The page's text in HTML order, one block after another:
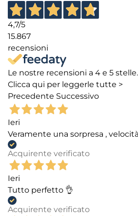
4,7/5
15.867
recensioni
Le nostre recensioni a 4 e 5 stelle.
Clicca qui per leggerle tutte >
Precedente Successivo
Ieri
Veramente una sorpresa ,
Acquirente verificato
Ieri
Tutto perfetto 👌
Acquirente verificato